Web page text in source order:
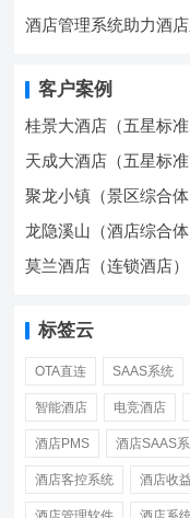
酒店管理系统助力酒
客户案例
桂景大酒店（五星标准
天成大酒店（五星标准
聚龙小镇（景区综合体
龙隐溪山（酒店综合体
莫兰酒店（连锁酒店）
标签云
OTA直连 SAAS系统
智能酒店 电竞酒店
酒店PMS 酒店SAAS
酒店客控系统 酒店收